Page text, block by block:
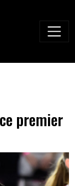
premier